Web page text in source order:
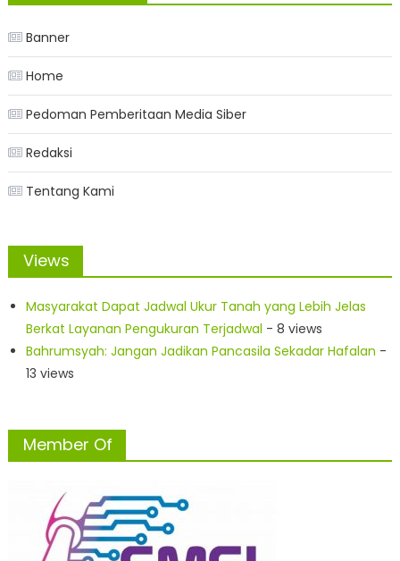
Banner
Home
Pedoman Pemberitaan Media Siber
Redaksi
Tentang Kami
Views
Masyarakat Dapat Jadwal Ukur Tanah yang Lebih Jelas
Berkat Layanan Pengukuran Terjadwal - 8 views
Bahrumsyah: Jangan Jadikan Pancasila Sekadar Hafalan -
13 views
Member Of